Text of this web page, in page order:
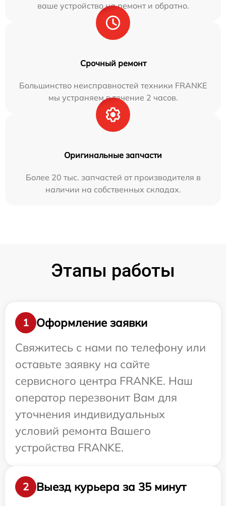
ваше устройство на ремонт и обратно.
Срочный ремонт
Большинство неисправностей техники FRANKE
мы устраняем в течение 2 часов.
Оригинальные запчасти
Более 20 тыс. запчастей от производителя в
наличии на собственных складах.
Этапы работы
1
Оформление заявки
Свяжитесь с нами по телефону или
оставьте заявку на сайте
сервисного центра FRANKE. Наш
оператор перезвонит Вам для
уточнения индивидуальных
условий ремонта Вашего
устройства FRANKE.
2
Выезд курьера за 35 минут